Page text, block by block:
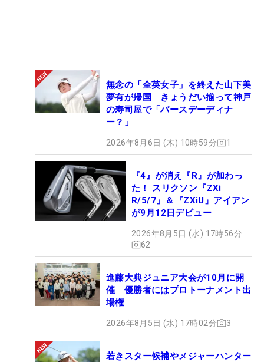
無念の「全英女子」を終えた山下美
夢有が帰国 きょうだい揃って神戸
の寿司屋で「バースデーディナ
ー？」
2026年8月6日 (木) 10時59分 1
『4』が消え『R』が加わっ
た！ スリクソン『ZXi
R/5/7』＆『ZXiU』アイアン
が9月12日デビュー
2026年8月5日 (水) 17時56分
62
進藤大典ジュニア大会が10月に開
催 優勝者にはプロトーナメント出
場権
2026年8月5日 (水) 17時02分 3
若きスター候補やメジャーハンター